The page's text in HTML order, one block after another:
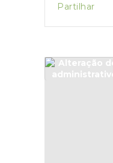
Partilhar